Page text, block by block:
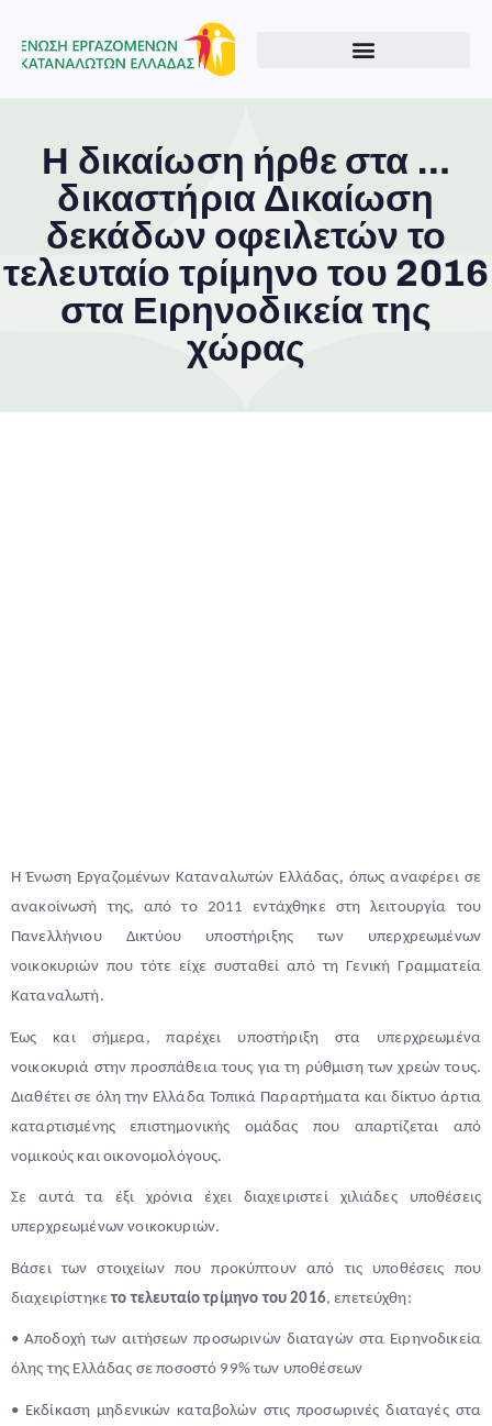
Η δικαίωση ήρθε στα …
δικαστήρια Δικαίωση
δεκάδων οφειλετών το
τελευταίο τρίμηνο του 2016
στα Ειρηνοδικεία της
χώρας
Η Ένωση Εργαζομένων Καταναλωτών Ελλάδας, όπως αναφέρει σε
ανακοίνωσή της, από το 2011 εντάχθηκε στη λειτουργία του
Πανελλήνιου Δικτύου υποστήριξης των υπερχρεωμένων
νοικοκυριών που τότε είχε συσταθεί από τη Γενική Γραμματεία
Καταναλωτή.
Έως και σήμερα, παρέχει υποστήριξη στα υπερχρεωμένα
νοικοκυριά στην προσπάθεια τους για τη ρύθμιση των χρεών τους.
Διαθέτει σε όλη την Ελλάδα Τοπικά Παραρτήματα και δίκτυο άρτια
καταρτισμένης επιστημονικής ομάδας που απαρτίζεται από
νομικούς και οικονομολόγους.
Σε αυτά τα έξι χρόνια έχει διαχειριστεί χιλιάδες υποθέσεις
υπερχρεωμένων νοικοκυριών.
Βάσει των στοιχείων που προκύπτουν από τις υποθέσεις που
διαχειρίστηκετο τελευταίο τρίμηνο του 2016, επετεύχθη:
• Αποδοχή των αιτήσεων προσωρινών διαταγών στα Ειρηνοδικεία
όλης της Ελλάδας σε ποσοστό 99% των υποθέσεων
• Εκδίκαση μηδενικών καταβολών στις προσωρινές διαταγές στα